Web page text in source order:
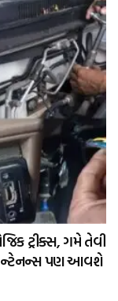
ટ્રીક્સ, ગમે તેવી
મેન્ટેનન્સ પણ આવશે